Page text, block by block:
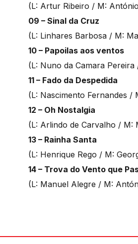
(L: Artur Ribeiro / M:
09 – Sinal da Cruz
(L: Linhares Barbosa / M:
10 – Papoilas aos ventos
(L: Nuno da Camara
11 – Fado da Despedida
(L: Nascimento Fernandes /
12 – Oh Nostalgia
(L: Arlindo de Carvalho / M:
13 – Rainha Santa
(L: Henrique Rego / M:
14 – Trova do Vento que
(L: Manuel Alegre / M: